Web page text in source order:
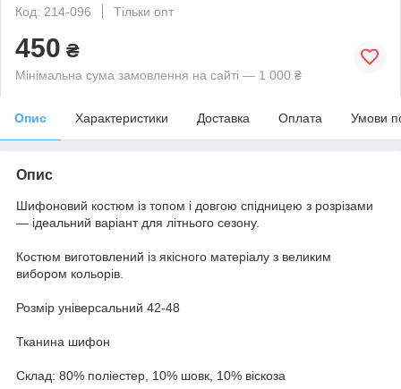
Код: 214-096
Тільки опт
450 ₴
Мінімальна сума замовлення на сайті — 1 000 ₴
Опис Характеристики Доставка Оплата Умови
Опис
Шифоновий костюм із топом і довгою спідницею з розрізами
— ідеальний варіант для літнього сезону.
Костюм виготовлений із якісного матеріалу з великим
вибором кольорів.
Розмір універсальний 42-48
Тканина шифон
Склад: 80% поліестер, 10% шовк, 10% віскоза